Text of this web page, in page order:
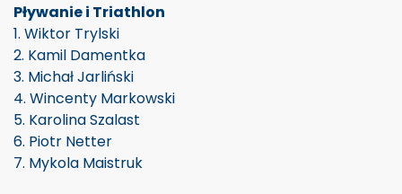
Pływanie i Triathlon
1. Wiktor Trylski
2. Kamil Damentka
3. Michał Jarliński
4. Wincenty Markowski
5. Karolina Szalast
6. Piotr Netter
7. Mykola Maistruk